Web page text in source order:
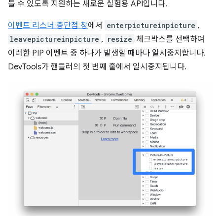
들 수 있도록 지원하는 새로운 실험용 API입니다.
이벤트 리스너 중단점 창에서 enterpictureinpicture ,
leavepictureinpicture , resize 체크박스를 선택하여
이러한 PIP 이벤트 중 하나가 발생할 때마다 일시중지합니다.
DevTools가 핸들러의 첫 번째 줄에서 일시중지됩니다.